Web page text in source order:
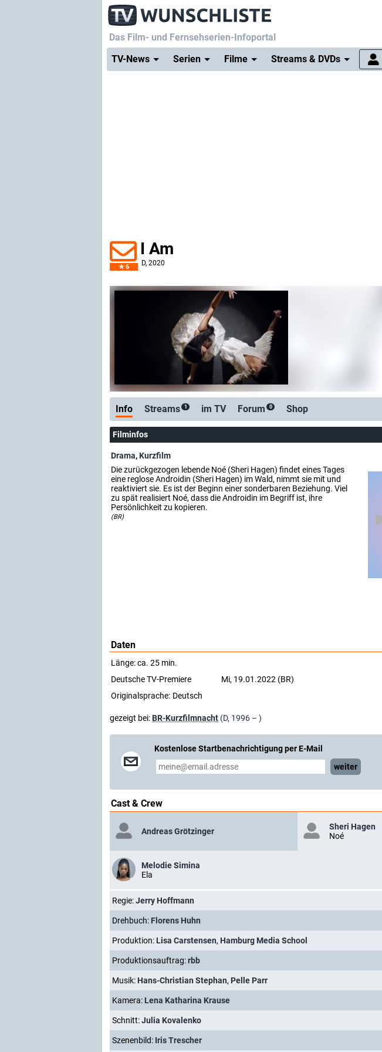
Das Film- und Fernsehserien-Infoportal
TV-News
Serien Filme Streams & DVDs
6
I Am
D, 2020
Info Streams 1 im TV Forum 0 Shop
Filminfos
Drama,Kurzfilm
Die zurückgezogen lebende Noé (Sheri Hagen) findet eines Tages
eine reglose Androidin (Sheri Hagen) im Wald, nimmt sie mit und
reaktiviert sie. Es ist der Beginn einer sonderbaren Beziehung. Viel
zu spät realisiert Noé, dass die Androidin im Begriff ist, ihre
Persönlichkeit zu kopieren.
(BR)
Daten
Länge: ca. 25 min.
Deutsche TV-Premiere
Mi, 19.01.2022 (BR)
Originalsprache: Deutsch
gezeigt bei:BR-Kurzfilmnacht (D, 1996 – )
Kostenlose Startbenachrichtigung per E-Mail
weiter
Cast & Crew
Andreas Grötzinger
Sheri Hagen
Noé
Melodie Simina
Ela
Regie:Jerry Hoffmann
Drehbuch: Florens Huhn
Produktion: Lisa Carstensen, Hamburg Media School
Produktionsauftrag:rbb
Musik: Hans-Christian Stephan, Pelle Parr
Kamera: Lena Katharina Krause
Schnitt:Julia Kovalenko
Szenenbild: Iris Trescher